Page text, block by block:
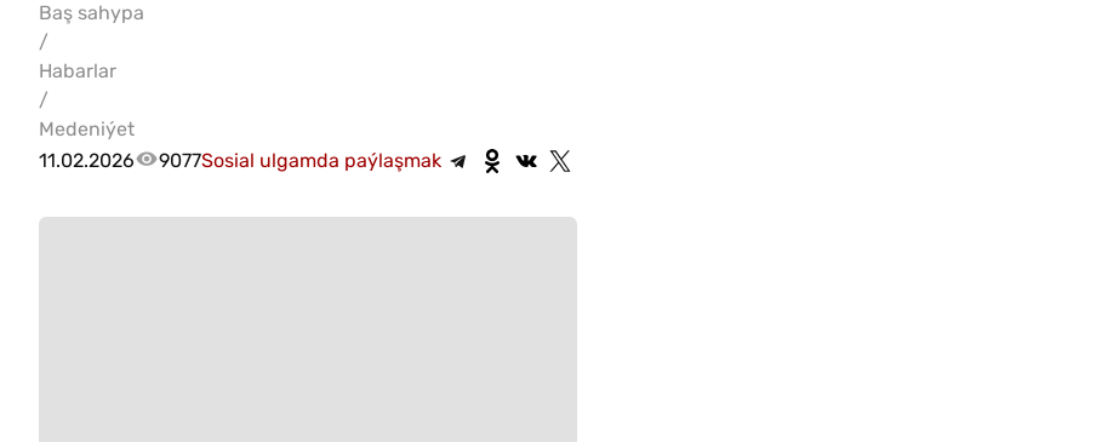
Baş sahypa
/
Habarlar
/
Medeniýet
11.02.2026
9077Sosial ulgamda paýlaşmak